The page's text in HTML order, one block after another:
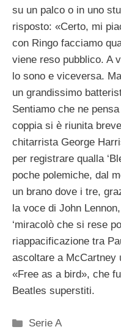
su un palco o in uno
risposto: «Certo, mi
con Ringo facciamo
viene reso pubblico. A
lo sono e viceversa.
un grandissimo
Sentiamo che ne
coppia si è riunita
chitarrista George
per registrare qualla
poche polemiche, dal
un brano dove i tre,
la voce di John
‘miracolò che si rese
riappacificazione tra
ascoltare a McCartney
«Free as a bird», che
Beatles superstiti.
Categorie
Serie A